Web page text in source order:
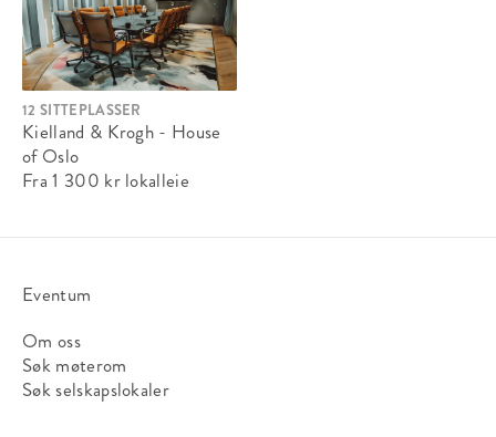
12 SITTEPLASSER
Kielland & Krogh - House
of Oslo
Fra 1 300 kr lokalleie
Eventum
Om oss
Søk møterom
Søk selskapslokaler